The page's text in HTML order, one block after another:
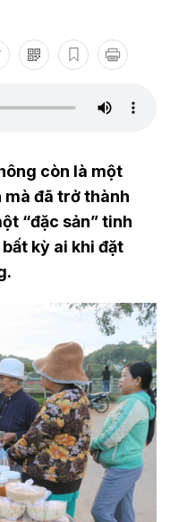
còn là một
đã trở thành
“đặc sản” tinh
kỳ ai khi đặt